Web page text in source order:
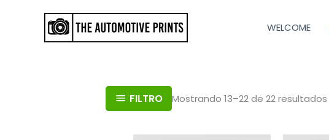
contenido
WELCOME
FILTRO Mostrando 13–22 de 22 resultados